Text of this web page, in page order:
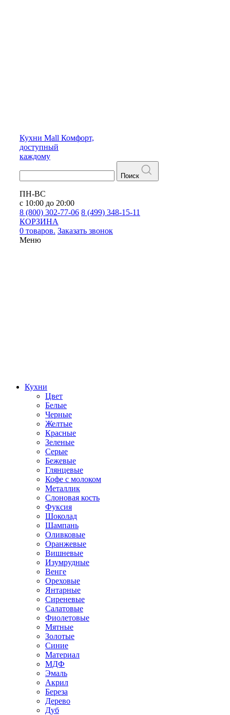
Кухни Mall Комфорт,
доступный
каждому
Поиск
ПН-ВС
с 10:00 до 20:00
8 (800) 302-77-06 8 (499) 348-15-11
КОРЗИНА
0 товаров. Заказать звонок
Меню
Кухни
Цвет
Белые
Черные
Желтые
Красные
Зеленые
Серые
Бежевые
Глянцевые
Кофе с молоком
Металлик
Слоновая кость
Фуксия
Шоколад
Шампань
Оливковые
Оранжевые
Вишневые
Изумрудные
Венге
Ореховые
Янтарные
Сиреневые
Салатовые
Фиолетовые
Мятные
Золотые
Синие
Материал
МДФ
Эмаль
Акрил
Береза
Дерево
Дуб